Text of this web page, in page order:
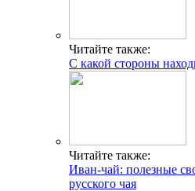
Читайте также:
С какой стороны
Читайте также:
Иван-чай: полезные
русского чая